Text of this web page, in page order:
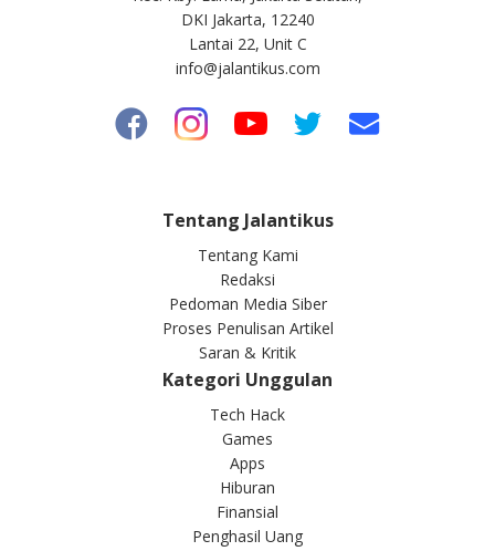
DKI Jakarta, 12240
Lantai 22, Unit C
info@jalantikus.com
Tentang Jalantikus
Tentang Kami
Redaksi
Pedoman Media Siber
Proses Penulisan Artikel
Saran & Kritik
Kategori Unggulan
Tech Hack
Games
Apps
Hiburan
Finansial
Penghasil Uang